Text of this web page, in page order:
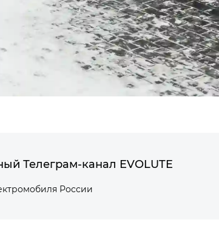
Телеграм-канал EVOLUTE
России